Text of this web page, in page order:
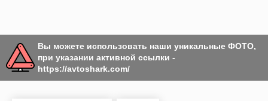
Вы можете использовать наши уникальные ФОТО,
при указании активной ссылки -
https://avtoshark.com/